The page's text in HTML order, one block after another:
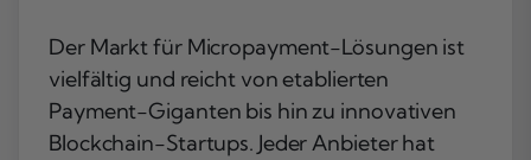
Der Markt für Micropayment-Lösungen ist
vielfältig und reicht von etablierten
Payment-Giganten bis hin zu innovativen
Blockchain-Startups. Jeder Anbieter hat